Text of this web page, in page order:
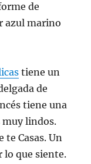
de
azul marino
tiene un
de
tiene una
muy lindos.
te Casas. Un
lo que siente.